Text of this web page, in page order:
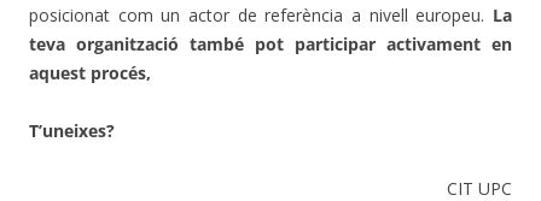
posicionat com un actor de referència a nivell europeu. La
teva organització també pot participar activament en
aquest procés,
T’uneixes?
CIT UPC